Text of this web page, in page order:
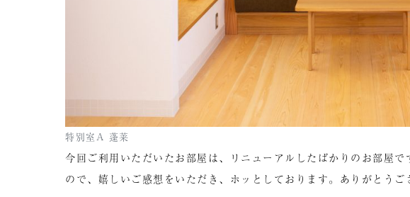
特別室A 蓬莱
今回ご利用いただいたお部屋は、リニューアルしたばかりのお部屋
ので、嬉しいご感想をいただき、ホッとしております。ありがとうご